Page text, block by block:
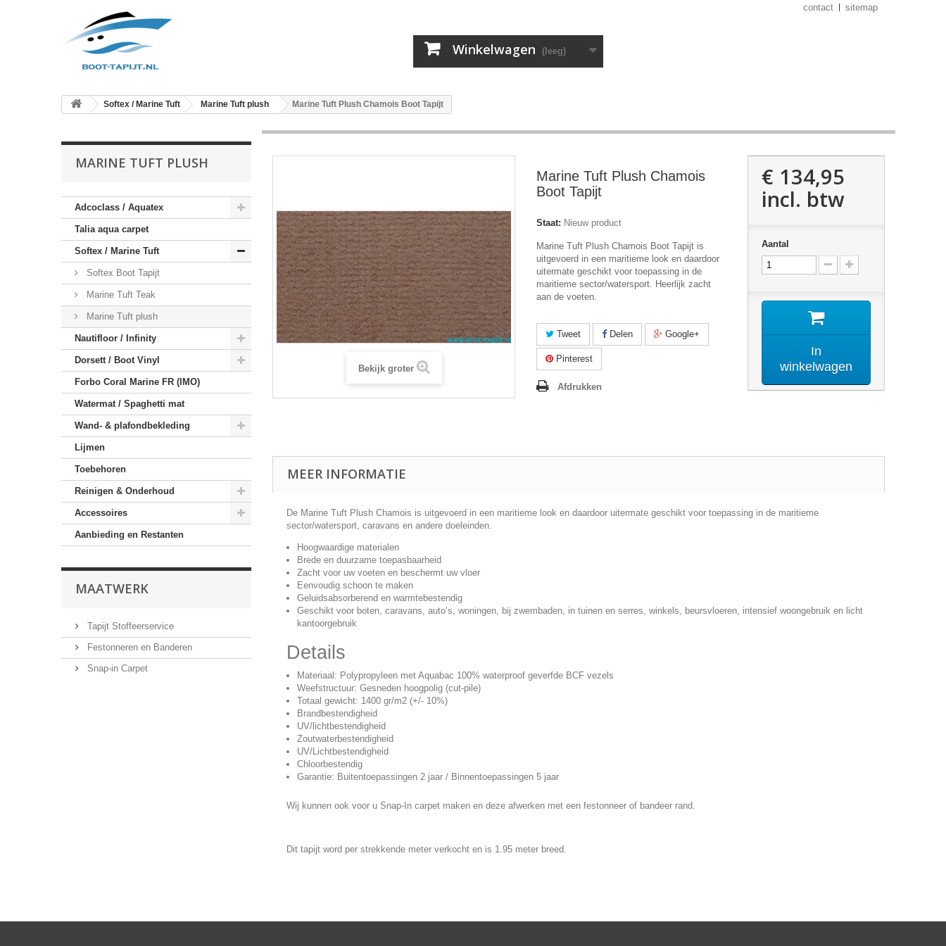
Winkelwagen (leeg)
contact sitemap
Softex / Marine Tuft Marine Tuft plush Marine Tuft Plush Chamois Boot Tapijt
MARINE TUFT PLUSH
Adcoclass / Aquatex
Talia aqua carpet
Softex / Marine Tuft
Softex Boot Tapijt
Marine Tuft Teak
Marine Tuft plush
Nautifloor / Infinity
Dorsett / Boot Vinyl
Forbo Coral Marine FR (IMO)
Watermat / Spaghetti mat
Wand- & plafondbekleding
Lijmen
Toebehoren
Reinigen & Onderhoud
Accessoires
Aanbieding en Restanten
MAATWERK
Tapijt Stoffeerservice
Festonneren en Banderen
Snap-in Carpet
Bekijk groter
Marine Tuft Plush Chamois
Boot Tapijt
Staat: Nieuw product
Marine Tuft Plush Chamois Boot Tapijt is
uitgevoerd in een maritieme look en daardoor
uitermate geschikt voor toepassing in de
maritieme sector/watersport. Heerlijk zacht
aan de voeten.
Tweet Delen Google+
Pinterest
Afdrukken
€ 134,95
incl. btw
Aantal
In
winkelwagen
MEER INFORMATIE
De Marine Tuft Plush Chamois is uitgevoerd in een maritieme look en daardoor uitermate geschikt voor toepassing in de maritieme
sector/watersport, caravans en andere doeleinden.
Hoogwaardige materialen
Brede en duurzame toepasbaarheid
Zacht voor uw voeten en beschermt uw vloer
Eenvoudig schoon te maken
Geluidsabsorberend en warmtebestendig
Geschikt voor boten, caravans, auto’s, woningen, bij zwembaden, in tuinen en serres, winkels, beursvloeren, intensief woongebruik en licht
kantoorgebruik
Details
Materiaal: Polypropyleen met Aquabac 100% waterproof geverfde BCF vezels
Weefstructuur: Gesneden hoogpolig (cut-pile)
Totaal gewicht: 1400 gr/m2 (+/- 10%)
Brandbestendigheid
UV/lichtbestendigheid
Zoutwaterbestendigheid
UV/Lichtbestendigheid
Chloorbestendig
Garantie: Buitentoepassingen 2 jaar / Binnentoepassingen 5 jaar
Wij kunnen ook voor u Snap-In carpet maken en deze afwerken met een festonneer of bandeer rand.
Dit tapijt word per strekkende meter verkocht en is 1.95 meter breed.